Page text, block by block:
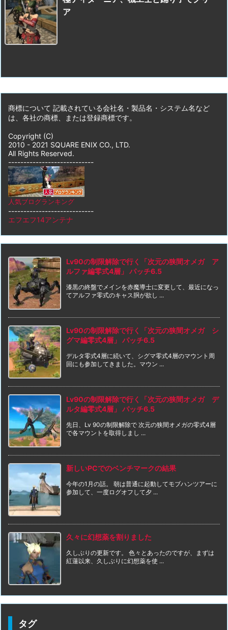
ア
商標について 記載されている会社名・製品名・システム名など
は、各社の商標、または登録商標です。
Copyright (C)
2010 - 2021 SQUARE ENIX CO., LTD.
All Rights Reserved.
----------------------------
人気ブログランキング
----------------------------
エフエフ14アンテナ
Lv90の制限解除で行く「次元の狭間オメガ ア
ルファ編零式4層」 パッチ6.5
漆黒の終盤でメインを赤魔導士に変更して、最近になっ
てアルファ零式のキャス胴が欲し ...
Lv90の制限解除で行く「次元の狭間オメガ シ
グマ編零式4層」 パッチ6.5
デルタ零式4層に続いて、シグマ零式4層のマウント周
回にも参加してきました。マウン ...
Lv90の制限解除で行く「次元の狭間オメガ デ
ルタ編零式4層」 パッチ6.5
先日、Lv 90の制限解除で 次元の狭間オメガの零式4層
で各マウントを取得しまし ...
新しいPCでのベンチマークの結果
今年の1月の話。 朝は普通に起動してモブハンツアーに
参加して、一度ログオフして夕 ...
久々に幻想薬を割りました
久しぶりの更新です。 色々とあったのですが、まずは
紅蓮以来、久しぶりに幻想薬を使 ...
タグ